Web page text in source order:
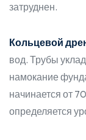
затруднен.
Кольцевой
вод. Трубы
намокание
начинается от
определяется